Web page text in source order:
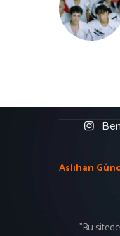
Aslıhan
"Bu